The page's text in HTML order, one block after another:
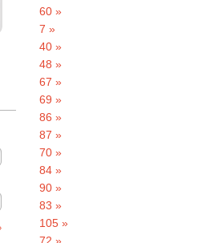
60 »
7 »
40 »
48 »
67 »
69 »
86 »
87 »
70 »
84 »
90 »
83 »
105 »